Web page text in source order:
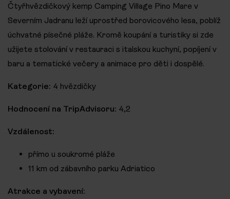
Čtyřhvězdičkový kemp Camping Village Pino Mare v
Severním Jadranu leží uprostřed borovicového lesa, poblíž
úchvatné písečné pláže. Kromě koupání a turistiky si zde
užijete stolování v restauraci s italskou kuchyní, popíjení v
baru a tematické večery a animace pro děti i dospělé.
Kategorie: 4 hvězdičky
Hodnocení na TripAdvisoru: 4,2
Vzdálenost:
přímo u soukromé pláže
11 km od zábavního parku Adriatico
Atrakce a vybavení: